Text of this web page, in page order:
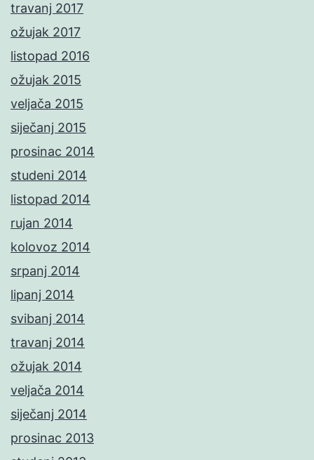
travanj 2017
ožujak 2017
listopad 2016
ožujak 2015
veljača 2015
siječanj 2015
prosinac 2014
studeni 2014
listopad 2014
rujan 2014
kolovoz 2014
srpanj 2014
lipanj 2014
svibanj 2014
travanj 2014
ožujak 2014
veljača 2014
siječanj 2014
prosinac 2013